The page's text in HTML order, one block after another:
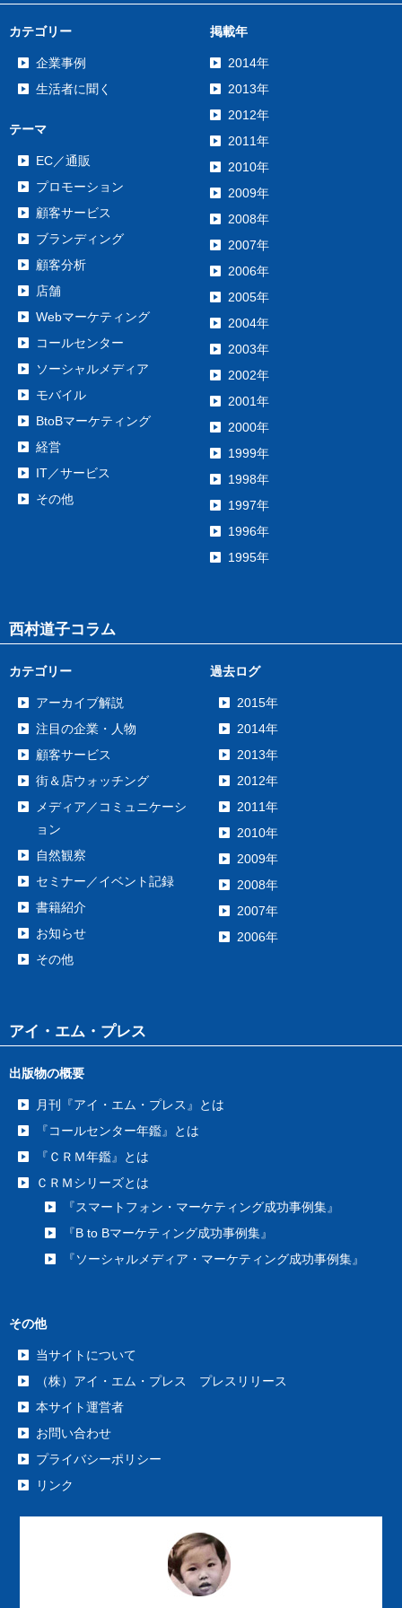
カテゴリー
企業事例
生活者に聞く
テーマ
EC／通販
プロモーション
顧客サービス
ブランディング
顧客分析
店舗
Webマーケティング
コールセンター
ソーシャルメディア
モバイル
BtoBマーケティング
経営
IT／サービス
その他
掲載年
2014年
2013年
2012年
2011年
2010年
2009年
2008年
2007年
2006年
2005年
2004年
2003年
2002年
2001年
2000年
1999年
1998年
1997年
1996年
1995年
西村道子コラム
カテゴリー
アーカイブ解説
注目の企業・人物
顧客サービス
街＆店ウォッチング
メディア／コミュニケーシ
ョン
自然観察
セミナー／イベント記録
書籍紹介
お知らせ
その他
過去ログ
2015年
2014年
2013年
2012年
2011年
2010年
2009年
2008年
2007年
2006年
アイ・エム・プレス
出版物の概要
月刊『アイ・エム・プレス』とは
『コールセンター年鑑』とは
『ＣＲＭ年鑑』とは
ＣＲＭシリーズとは
『スマートフォン・マーケティング成功事例集』
『B to Bマーケティング成功事例集』
『ソーシャルメディア・マーケティング成功事例集』
その他
当サイトについて
（株）アイ・エム・プレス プレスリリース
本サイト運営者
お問い合わせ
プライバシーポリシー
リンク